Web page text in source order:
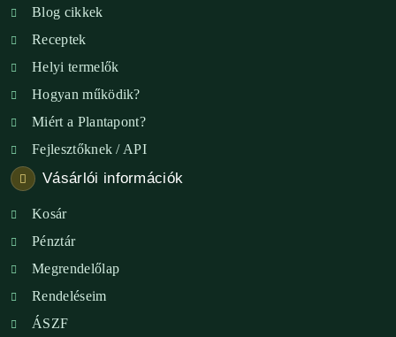
Blog cikkek
Receptek
Helyi termelők
Hogyan működik?
Miért a Plantapont?
Fejlesztőknek / API
Vásárlói információk
Kosár
Pénztár
Megrendelőlap
Rendeléseim
ÁSZF